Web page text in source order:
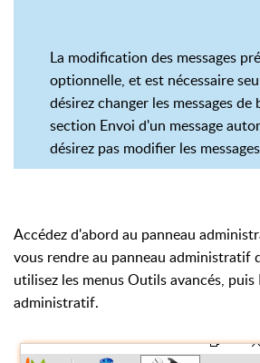
La modification des messages
optionnelle, et est nécessaire
désirez changer les messages de
section Envoi d'un message
désirez pas modifier les
Accédez d'abord au panneau
vous rendre au panneau administratif
utilisez les menus Outils avancés, puis
administratif.